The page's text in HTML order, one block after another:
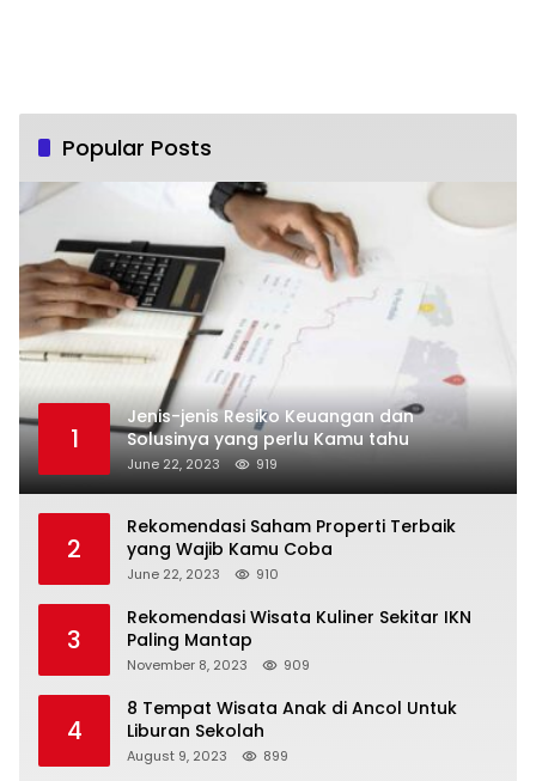
Popular Posts
1
Jenis-jenis Resiko Keuangan dan
Solusinya yang perlu Kamu tahu
June 22, 2023 919
2
Rekomendasi Saham Properti Terbaik
yang Wajib Kamu Coba
June 22, 2023 910
3
Rekomendasi Wisata Kuliner Sekitar IKN
Paling Mantap
November 8, 2023 909
4
8 Tempat Wisata Anak di Ancol Untuk
Liburan Sekolah
August 9, 2023 899